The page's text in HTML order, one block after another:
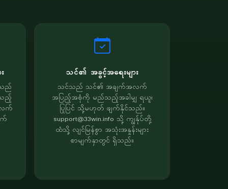
ည်
ည့်
လက်
က်
သင်၏ အခွင့်အရေးများ
သင်သည် သင်၏ အချက်အလက်
အပြည့်အစုံကို မည်သည့်အခါမျှ ရယူ၊
ပြုပြင် သို့မဟုတ် ဖျက်နိုင်သည်။
support@33win.info သို့ ကျွန်ုပ်တို့
ထံသို့ လျင်မြန်စွာ အသုံးအနှုန်းများ
စာမျက်နှာတွင် ရှိသည်။